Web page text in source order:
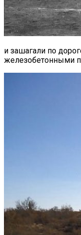
и зашагали по
железобетонными